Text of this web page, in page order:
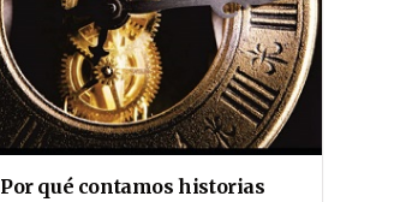
Por qué contamos historias